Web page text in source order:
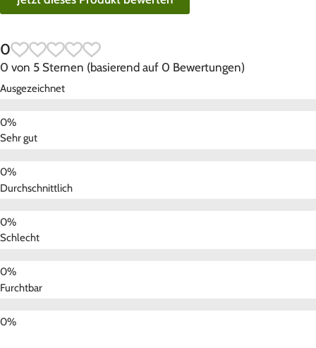
0
0 von 5 Sternen (basierend auf 0 Bewertungen)
Ausgezeichnet
Sehr gut
Durchschnittlich
Schlecht
Furchtbar